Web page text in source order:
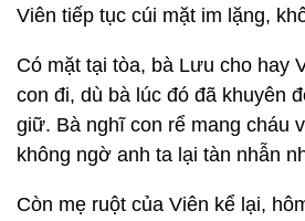
Viên tiếp tục cúi mặt im lặng,
Có mặt tại tòa, bà Lưu cho hay
con đi, dù bà lúc đó đã khuyên
giữ. Bà nghĩ con rể mang cháu
không ngờ anh ta lại tàn nhẫn
Còn mẹ ruột của Viên kể lại,